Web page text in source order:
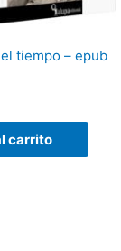
tiempo – epub
carrito